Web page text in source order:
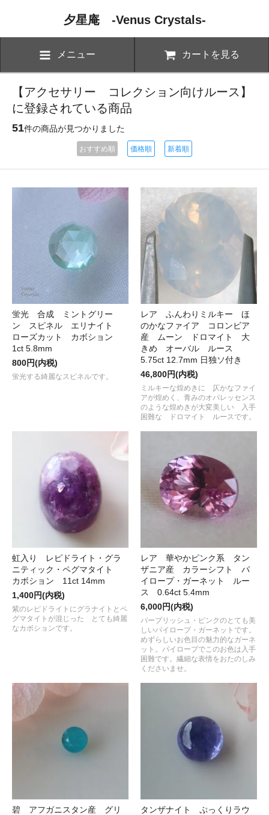
夕星庵 -Venus Crystals-
メニュー カートを見る
【アクセサリー コレクション向けルース】
に登録されている商品
51件の商品が見つかりました
おすすめ順 価格順 新着順
蛍光 合成 ミントグリー
ン スピネル エリナイト
ローズカット カボション
1ct 5.8mm
800円(内税)
蛍光する綺麗なスピネルです。
レア ふんわりミルキー ほ
のかなファイア コロンビア
産 ムーン ドロマイト 大
きめ オーバル ルース
5.75ct 12.7mm 日独ソ付き
46,800円(内税)
ミルキーな煌めきに 仄かなファイ
アが煌めく、青みのオパレッセンス
のような煌めきが大変美しい 入手
困難な ドロマイト ルースです。
虹入り レピドライト・グラ
ニティック・ペグマタイト
カボション 11ct 14mm
1,400円(内税)
紫のレピドライトにグラナイトとペ
グマタイトが混じった とても綺麗
なカボションです。
レア 華やかピンク系 タン
ザニア産 カラーシフト パ
イロープ・ガーネット ルー
ス 0.64ct 5.4mm
6,000円(内税)
パープリッシュ・ピンクのとても美
しいパイロープ・ガーネットです。
めずらしいお色目の魅力的なガーネ
ット。パイロープでこのお色は入手
困難です。繊細な表情をおたのしみ
くださいませ。
碧 アフガニスタン産 グリ
タンザナイト ぷっくりラウ